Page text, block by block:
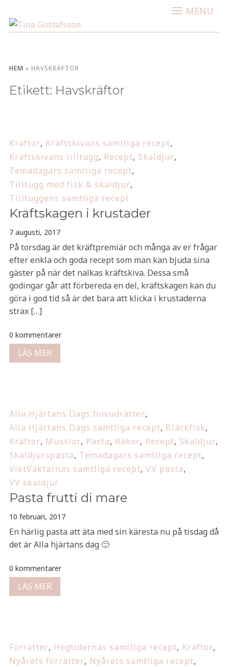
MENU
HEM » HAVSKRÄFTOR
Etikett: Havskräftor
Kräftor, Kräftskivans samtliga recept,
Kräftskivans tilltugg, Recept, Skaldjur,
Temadagars samtliga recept,
Tilltugg med fisk & skaldjur,
Tilltuggens samtliga recept
Kräftskagen i krustader
7 augusti, 2017
På torsdag är det kräftpremiär och många av er frågar
efter enkla och goda recept som man kan bjuda sina
gäster på när det nalkas kräftskiva. Dessa små
godingar går att förbereda en del, kräftskagen kan du
göra i god tid så är det bara att klicka i krustaderna
strax […]
0 kommentarer
LÄS MER
Alla Hjärtans Dags huvudrätter,
Alla Hjärtans Dags samtliga recept, Bläckfisk,
Kräftor, Musslor, Pasta, Räkor, Recept, Skaldjur,
Skaldjurspasta, Temadagars samtliga recept,
ViktVäktarnas samtliga recept, VV pasta,
VV skaldjur
Pasta frutti di mare
10 februari, 2017
En härlig pasta att äta med sin käresta nu på tisdag då
det är Alla hjärtans dag 🙂
0 kommentarer
LÄS MER
Förrätter, Högtidernas samtliga recept, Kräftor,
Nyårets förrätter, Nyårets samtliga recept,